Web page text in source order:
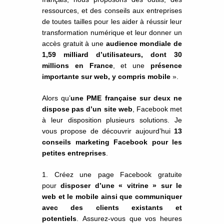
ressources, et des conseils aux entreprises
de toutes tailles pour les aider à réussir leur
transformation numérique et leur donner un
accès gratuit à une audience mondiale de
1,59 milliard d’utilisateurs, dont 30
millions en France, et une présence
importante sur web, y compris mobile ».
Alors qu’une PME française sur deux ne
dispose pas d’un site web , Facebook met
à leur disposition plusieurs solutions. Je
vous propose de découvrir aujourd’hui 13
conseils marketing Facebook pour les
petites entreprises
Créez une page Facebook gratuite
pourdisposer d’une « vitrine » sur le
web et le mobile ainsi que communiquer
avec des clients existants et
potentiels . Assurez-vous que vos heures